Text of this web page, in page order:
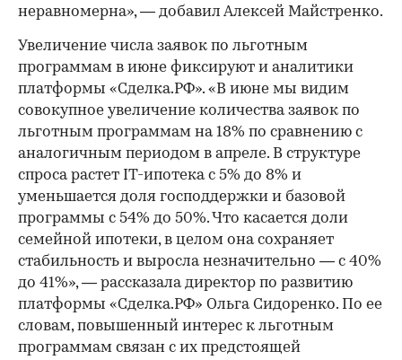
неравномерна», — добавил Алексей Майстренко.
Увеличение числа заявок по льготным
программам в июне фиксируют и аналитики
платформы «Сделка.РФ». «В июне мы видим
совокупное увеличение количества заявок по
льготным программам на 18% по сравнению с
аналогичным периодом в апреле. В структуре
спроса растет IТ-ипотека с 5% до 8% и
уменьшается доля господдержки и базовой
программы с 54% до 50%. Что касается доли
семейной ипотеки, в целом она сохраняет
стабильность и выросла незначительно — с 40%
до 41%», — рассказала директор по развитию
платформы «Сделка.РФ» Ольга Сидоренко. По ее
словам, повышенный интерес к льготным
программам связан с их предстоящей